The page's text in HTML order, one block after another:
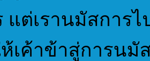
แต่เรานมัสการ
เค้าข้าสู่การนมั